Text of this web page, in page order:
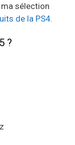
ma sélection
de la PS4.
?